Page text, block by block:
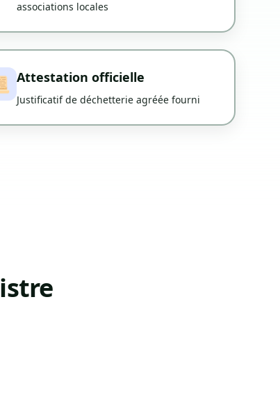
associations locales
Attestation officielle
Justificatif de déchetterie agréée fourni